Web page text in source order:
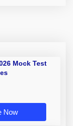
Mock Test
Now